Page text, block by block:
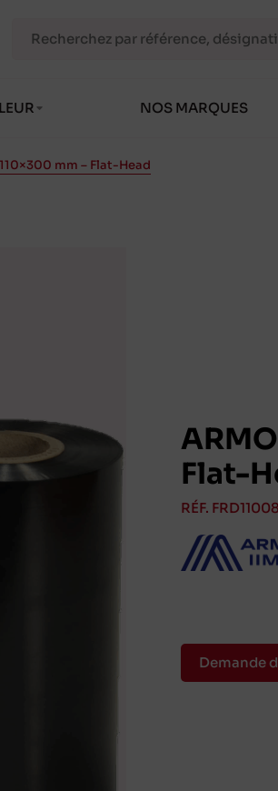
NOS MARQUES
mm – Flat-Head
Flat-
RÉF. FRD11008
Demande